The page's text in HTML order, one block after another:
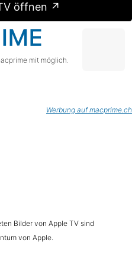
öffnen ↗
mit möglich.
Werbung auf macprime.ch
Bilder von Apple TV sind
von Apple.